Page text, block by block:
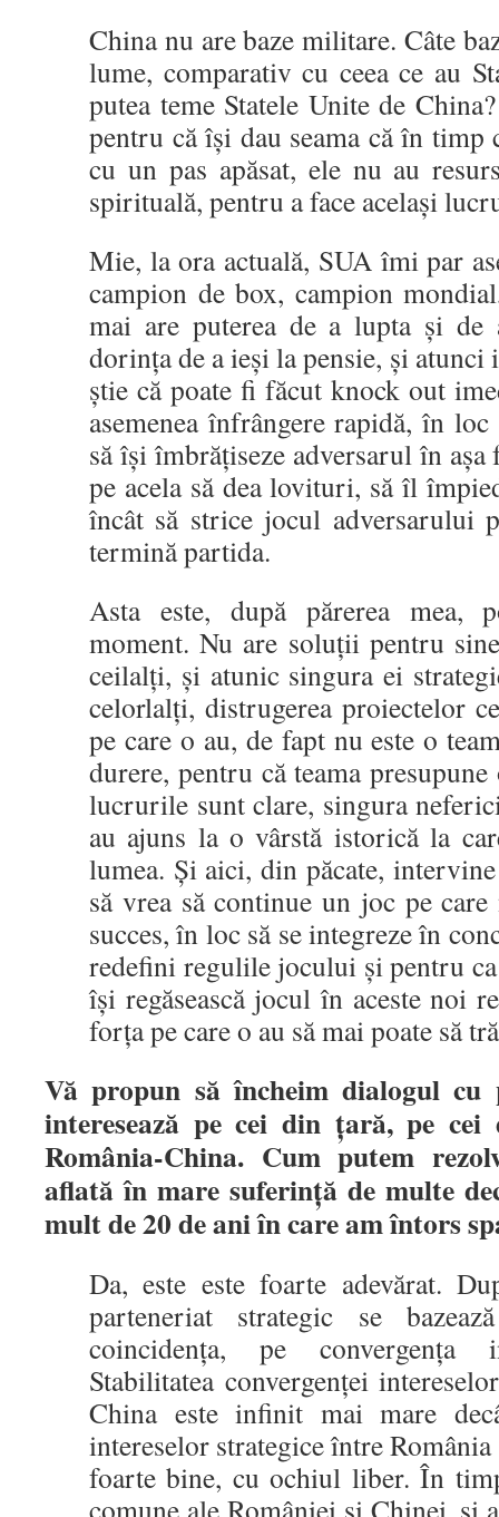
China nu are baze militare. Câte
lume, comparativ cu ceea ce au
putea teme Statele Unite de
pentru că își dau seama că în timp
cu un pas apăsat, ele nu au
spirituală, pentru a face același
Mie, la ora actuală, SUA îmi par
campion de box, campion
mai are puterea de a lupta și
dorința de a ieși la pensie, și
știe că poate fi făcut knock out
asemenea înfrângere rapidă, în
să își îmbrățiseze adversarul în
pe acela să dea lovituri, să îl
încât să strice jocul adversarului
termină partida.
Asta este, după părerea mea,
moment. Nu are soluții pentru
ceilalți, și atunic singura ei
celorlalți, distrugerea proiectelor
pe care o au, de fapt nu este o
durere, pentru că teama
lucrurile sunt clare, singura
au ajuns la o vârstă istorică la
lumea. Și aici, din păcate,
să vrea să continue un joc pe
succes, în loc să se integreze în
redefini regulile jocului și pentru
își regăsească jocul în aceste noi
forța pe care o au să mai poate să
Vă propun săîncheim dialogul cu
interesează pe cei din țară, pe cei
România-China. Cum putem
aflatăîn mare suferință de multe
mult de 20 de aniîn care amîntors
Da, este este foarte adevărat.
parteneriat strategic se
coincidența, pe convergența
Stabilitatea convergenței
China este infinit mai mare
intereselor strategice între
foarte bine, cu ochiul liber. În
comune ale României și Chinei, și